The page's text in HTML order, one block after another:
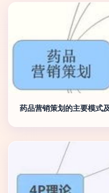
药品营销策划的主要模式